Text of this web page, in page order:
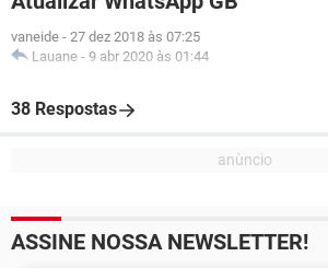
vaneide - 27 dez 2018 às 07:25
Lauane - 9 abr 2020 às 01:44
38 Respostas
ASSINE NOSSA NEWSLETTER!